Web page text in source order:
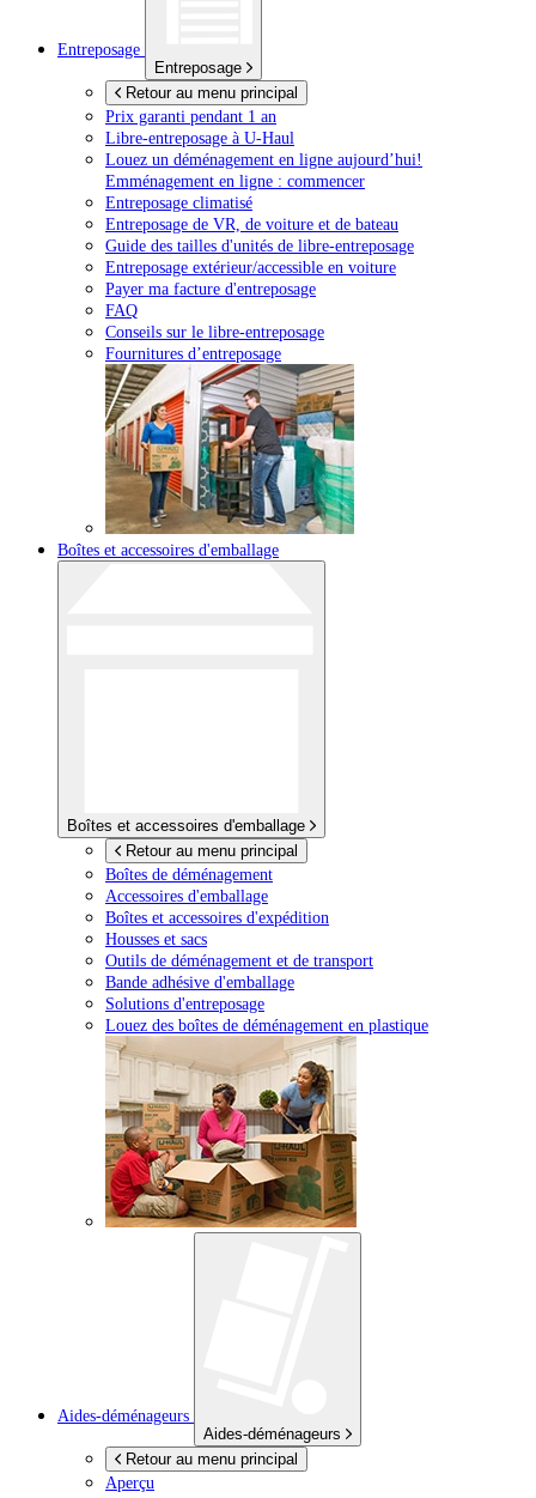
Entreposage
Entreposage
Retour au menu principal
Prix garanti pendant 1 an
Libre-entreposage à U-Haul
Louez un déménagement en ligne aujourd’hui!
Emménagement en ligne : commencer
Entreposage climatisé
Entreposage de VR, de voiture et de bateau
Guide des tailles d'unités de libre-entreposage
Entreposage extérieur/accessible en voiture
Payer ma facture d'entreposage
FAQ
Conseils sur le libre-entreposage
Fournitures d’entreposage
Boîtes et accessoires d'emballage
Boîtes et accessoires d'emballage
Retour au menu principal
Boîtes de déménagement
Accessoires d'emballage
Boîtes et accessoires d'expédition
Housses et sacs
Outils de déménagement et de transport
Bande adhésive d'emballage
Solutions d'entreposage
Louez des boîtes de déménagement en plastique
Aides-déménageurs
Aides-déménageurs
Retour au menu principal
Aperçu